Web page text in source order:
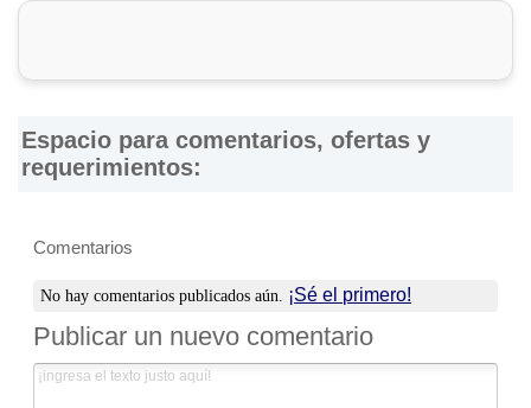
Espacio para comentarios, ofertas y
requerimientos:
Comentarios
No hay comentarios publicados aún. ¡Sé el primero!
Publicar un nuevo comentario